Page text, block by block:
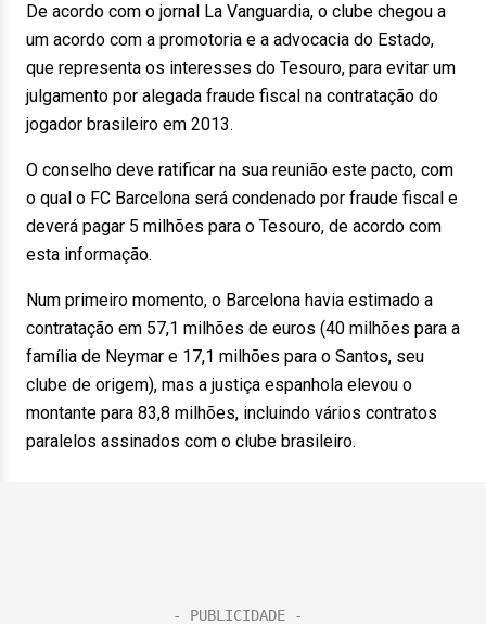
De acordo com o jornal La Vanguardia, o clube chegou a
um acordo com a promotoria e a advocacia do Estado,
que representa os interesses do Tesouro, para evitar um
julgamento por alegada fraude fiscal na contratação do
jogador brasileiro em 2013.
O conselho deve ratificar na sua reunião este pacto, com
o qual o FC Barcelona será condenado por fraude fiscal e
deverá pagar 5 milhões para o Tesouro, de acordo com
esta informação.
Num primeiro momento, o Barcelona havia estimado a
contratação em 57,1 milhões de euros (40 milhões para a
família de Neymar e 17,1 milhões para o Santos, seu
clube de origem), mas a justiça espanhola elevou o
montante para 83,8 milhões, incluindo vários contratos
paralelos assinados com o clube brasileiro.